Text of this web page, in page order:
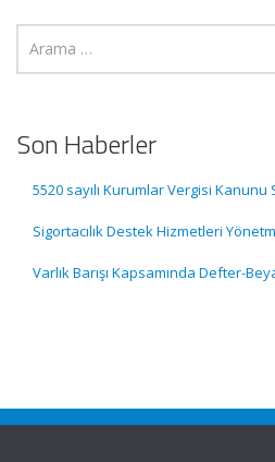
Son Haberler
5520 sayılı Kurumlar Vergisi Kanunu
Sigortacılık Destek Hizmetleri
Varlık Barışı Kapsamında Defter-